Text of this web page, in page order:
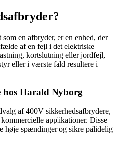
en afbryder, er en enhed, der
af en fejl i det elektriske
kortslutning eller jordfejl,
eller i værste fald resultere i
hos Harald Nyborg
af 400V sikkerhedsafbrydere,
applikationer. Disse
høje spændinger og sikre pålidelig